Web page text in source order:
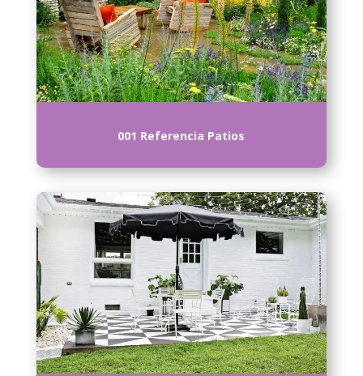
001 Referencia Patios